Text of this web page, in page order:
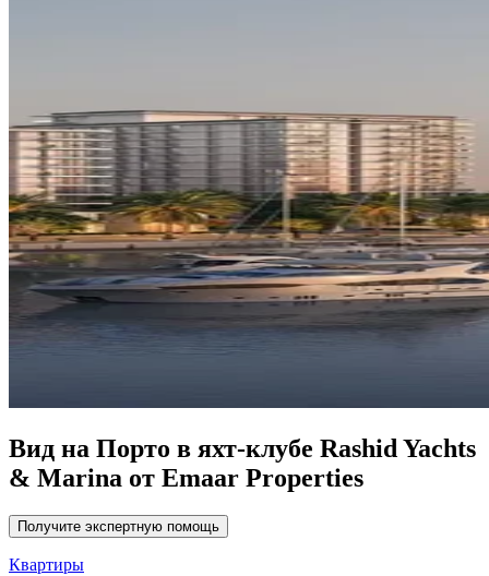
Вид на Порто в яхт-клубе Rashid Yachts
& Marina от Emaar Properties
Получите экспертную помощь
Квартиры